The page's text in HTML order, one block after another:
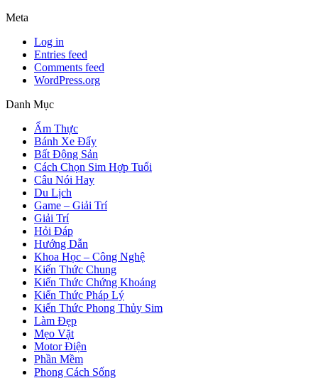
Meta
Log in
Entries feed
Comments feed
WordPress.org
Danh Mục
Ẩm Thực
Bánh Xe Đẩy
Bất Động Sản
Cách Chọn Sim Hợp Tuổi
Câu Nói Hay
Du Lịch
Game – Giải Trí
Giải Trí
Hỏi Đáp
Hướng Dẫn
Khoa Học – Công Nghệ
Kiến Thức Chung
Kiến Thức Chứng Khoáng
Kiến Thức Pháp Lý
Kiến Thức Phong Thủy Sim
Làm Đẹp
Mẹo Vặt
Motor Điện
Phần Mềm
Phong Cách Sống